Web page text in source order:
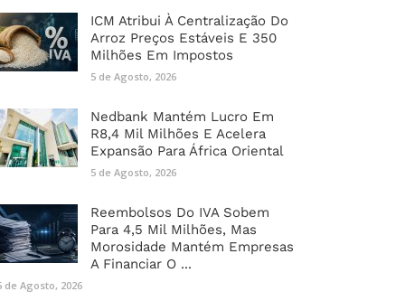
ICM Atribui À Centralização Do
Arroz Preços Estáveis E 350
Milhões Em Impostos
5 de Agosto, 2026
Nedbank Mantém Lucro Em
R8,4 Mil Milhões E Acelera
Expansão Para África Oriental
5 de Agosto, 2026
Reembolsos Do IVA Sobem
Para 4,5 Mil Milhões, Mas
Morosidade Mantém Empresas
A Financiar O ...
de Agosto, 2026